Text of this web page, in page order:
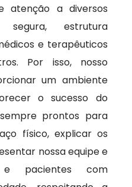
atenção a diversos
segura, estrutura
e terapêuticos
Por isso, nosso
um ambiente
o sucesso do
prontos para
físico, explicar os
nossa equipe e
e pacientes com